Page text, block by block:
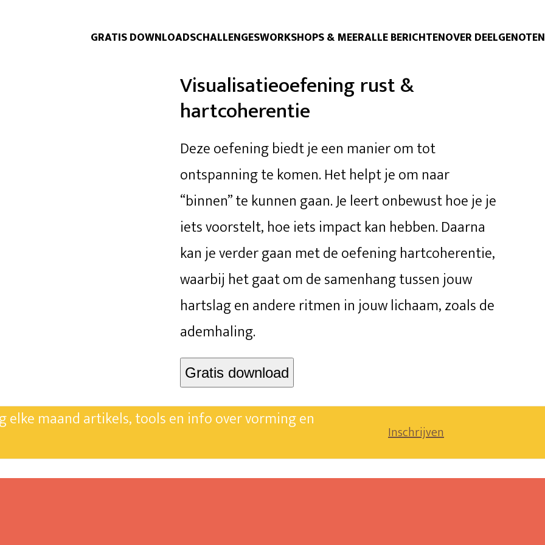
GRATIS DOWNLOADSCHALLENGESWORKSHOPS & MEERALLE BERICHTENOVER DEELGENOTEN
Visualisatieoefening rust &
hartcoherentie
Deze oefening biedt je een manier om tot
ontspanning te komen. Het helpt je om naar
“binnen” te kunnen gaan. Je leert onbewust hoe je je
iets voorstelt, hoe iets impact kan hebben. Daarna
kan je verder gaan met de oefening hartcoherentie,
waarbij het gaat om de samenhang tussen jouw
hartslag en andere ritmen in jouw lichaam, zoals de
ademhaling.
Gratis download
maand artikels, tools en info over vorming en
Inschrijven